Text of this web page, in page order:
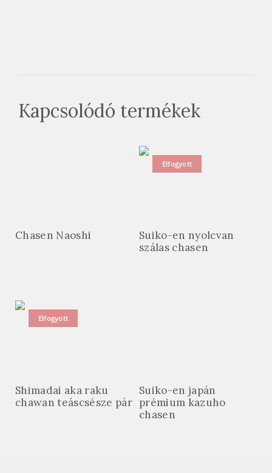
Kapcsolódó termékek
Chasen Naoshi
Elfogyott
Suiko-en nyolcvan
szálas chasen
Elfogyott
Shimadai aka raku
chawan teáscsésze pár
Suiko-en japán
prémium kazuho
chasen